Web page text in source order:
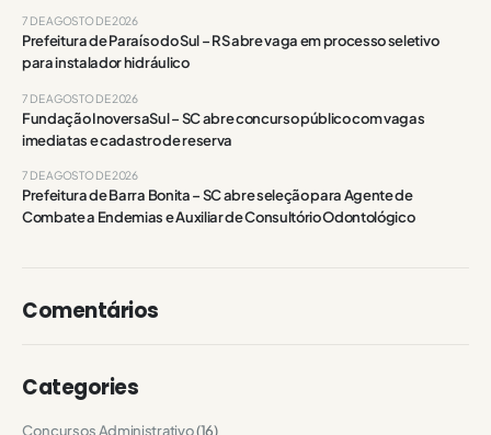
Prefeitura de Paraíso do Sul – RS abre vaga em processo seletivo
para instalador hidráulico
7 DE AGOSTO DE 2026
Fundação InoversaSul – SC abre concurso público com vagas
imediatas e cadastro de reserva
7 DE AGOSTO DE 2026
Prefeitura de Barra Bonita – SC abre seleção para Agente de
Combate a Endemias e Auxiliar de Consultório Odontológico
7 DE AGOSTO DE 2026
Comentários
Categories
Concursos Administrativo(16)